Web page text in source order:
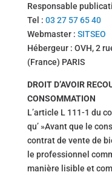
Responsable
Tel : 03 27 57 65 40
Webmaster : SITSEO
Hébergeur : OVH, 2
(France) PARIS
DROIT D’AVOIR
CONSOMMATION
L’article L 111-1 du
qu’ »Avant que le
contrat de vente de
le professionnel
manière lisible et